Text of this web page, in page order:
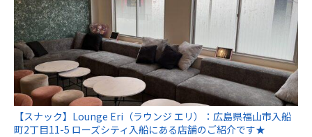
【スナック】Lounge Eri（ラウンジ エリ）：広島県福山市入船
町2丁目11-5 ローズシティ入船にある店舗のご紹介です★